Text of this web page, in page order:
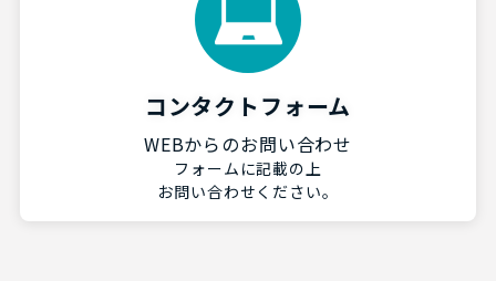
コンタクトフォーム
WEBからのお問い合わせ
フォームに記載の上
お問い合わせください。